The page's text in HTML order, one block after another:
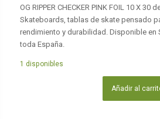
OG RIPPER CHECKER PINK FOIL 10 X 30
Skateboards, tablas de skate pensado
rendimiento y durabilidad. Disponible en
toda España.
1 disponibles
Añadir al